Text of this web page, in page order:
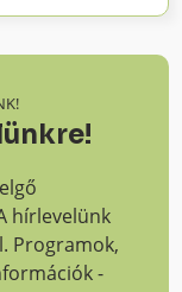
hírlevelünk
Programok,
-